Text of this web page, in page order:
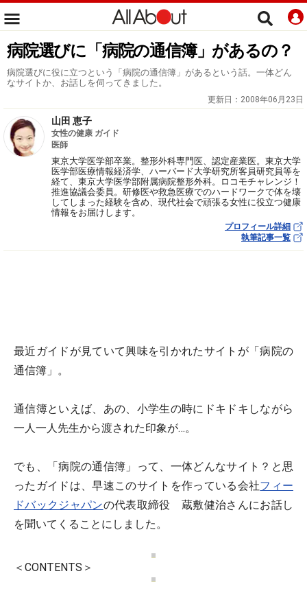
病院選びに「病院の通信簿」があるの？
病院選びに役に立つという「病院の通信簿」があるという話。一体どん
なサイトか、お話しを伺ってきました。
更新日： 2008年06月23日
山田 恵子
女性の健康 ガイド
医師
東京大学医学部卒業。整形外科専門医、認定産業医。東京大学
医学部医療情報経済学、ハーバード大学研究所客員研究員等を
経て、東京大学医学部附属病院整形外科。ロコモチャレンジ！
推進協議会委員。研修医や救急医療でのハードワークで体を壊
してしまった経験を含め、現代社会で頑張る女性に役立つ健康
情報をお届けします。
プロフィール詳細
執筆記事一覧
最近ガイドが見ていて興味を引かれたサイトが「病院の
通信簿」。
通信簿といえば、あの、小学生の時にドキドキしながら
一人一人先生から渡された印象が…。
でも、「病院の通信簿」って、一体どんなサイト？と思
ったガイドは、早速このサイトを作っている会社フィー
ドバックジャパンの代表取締役 蔵敷健治さんにお話し
を聞いてくることにしました。
＜CONTENTS＞